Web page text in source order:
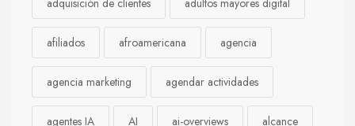
adquisición de clientes adultos mayores digital
afiliados afroamericana agencia
agencia marketing agendar actividades
agentes IA AI ai-overviews alcance